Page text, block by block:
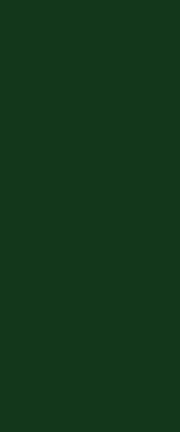
whatsapp.com/